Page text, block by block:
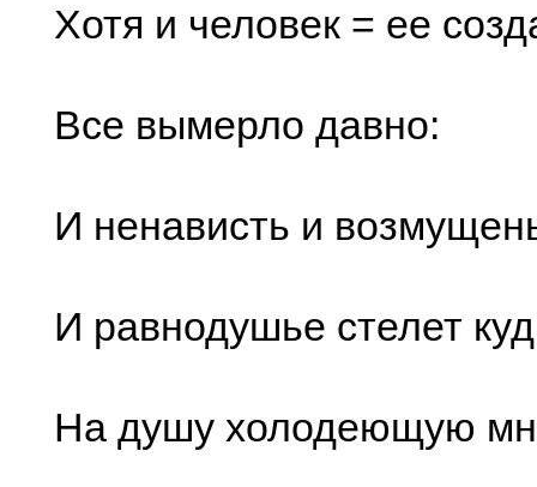
Хотя и человек = ее
Все вымерло давно:
И ненависть и
И равнодушье стелет
На душу холодеющую